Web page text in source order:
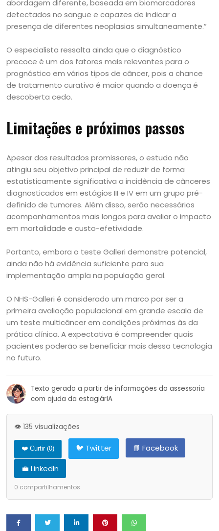
abordagem diferente, baseada em biomarcadores
detectados no sangue e capazes de indicar a
presença de diferentes neoplasias simultaneamente.”
O especialista ressalta ainda que o diagnóstico
precoce é um dos fatores mais relevantes para o
prognóstico em vários tipos de câncer, pois a chance
de tratamento curativo é maior quando a doença é
descoberta cedo.
Limitações e próximos passos
Apesar dos resultados promissores, o estudo não
atingiu seu objetivo principal de reduzir de forma
estatisticamente significativa a incidência de cânceres
diagnosticados em estágios III e IV em um grupo pré-
definido de tumores. Além disso, serão necessários
acompanhamentos mais longos para avaliar o impacto
em mortalidade e custo-efetividade.
Portanto, embora o teste Galleri demonstre potencial,
ainda não há evidência suficiente para sua
implementação ampla na população geral.
O NHS-Galleri é considerado um marco por ser a
primeira avaliação populacional em grande escala de
um teste multicâncer em condições próximas às da
prática clínica. A expectativa é compreender quais
pacientes poderão se beneficiar mais dessa tecnologia
no futuro.
Texto gerado a partir de informações da assessoria
com ajuda da estagiárIA
👁️ 135 visualizações
❤️ Curtir (0) 🐦 Twitter
📘 Facebook
💼 LinkedIn
0 compartilhamentos